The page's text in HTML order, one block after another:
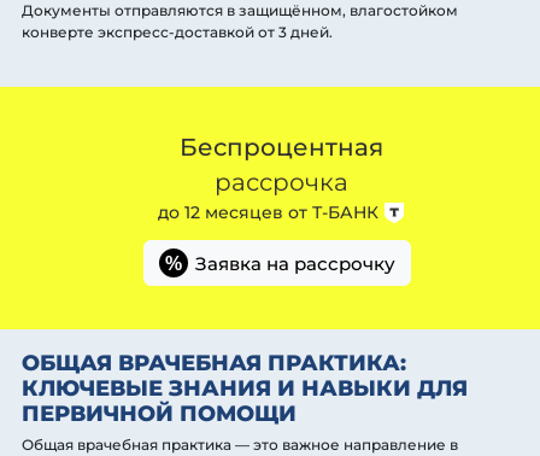
Документы отправляются в защищённом, влагостойком
конверте экспресс-доставкой от 3 дней.
Беспроцентная
рассрочка
до 12 месяцев от Т-БАНК
% Заявка на рассрочку
ОБЩАЯ ВРАЧЕБНАЯ ПРАКТИКА:
КЛЮЧЕВЫЕ ЗНАНИЯ И НАВЫКИ ДЛЯ
ПЕРВИЧНОЙ ПОМОЩИ
Общая врачебная практика — это важное направление в